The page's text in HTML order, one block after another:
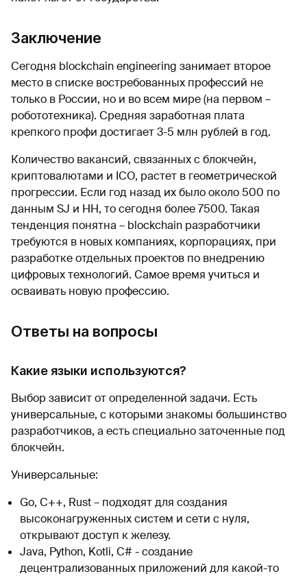
Заключение
Сегодня blockchain engineering занимает второе
место в списке востребованных профессий не
только в России, но и во всем мире (на первом –
робототехника). Средняя заработная плата
крепкого профи достигает 3-5 млн рублей в год.
Количество вакансий, связанных с блокчейн,
криптовалютами и ICO, растет в геометрической
прогрессии. Если год назад их было около 500 по
данным SJ и HH, то сегодня более 7500. Такая
тенденция понятна – blockchain разработчики
требуются в новых компаниях, корпорациях, при
разработке отдельных проектов по внедрению
цифровых технологий. Самое время учиться и
осваивать новую профессию.
Ответы на вопросы
Какие языки используются?
Выбор зависит от определенной задачи. Есть
универсальные, с которыми знакомы большинство
разработчиков, а есть специально заточенные под
блокчейн.
Универсальные:
Go, C++, Rust – подходят для создания
высоконагруженных систем и сети с нуля,
открывают доступ к железу.
Java, Python, Kotli, C# - создание
децентрализованных приложений для какой-то